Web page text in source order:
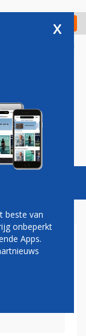
Check in
Vacatures
alsnog
x
beste van
onbeperkt
Apps.